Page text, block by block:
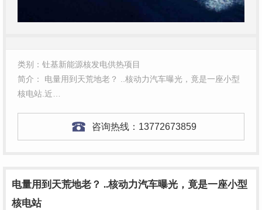
类别：钍基新能源核发电供热项目
简介： 电量用到天荒地老？ ..核动力汽车曝光，竟是一座小型
核电站.近…
咨询热线： 13772673859
电量用到天荒地老？ ..核动力汽车曝光，竟是一座小型
核电站